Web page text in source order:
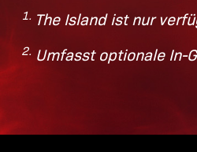
1. The Island ist nur
2. Umfasst optionale In-